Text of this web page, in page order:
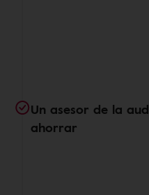
Un asesor de la
ahorrar